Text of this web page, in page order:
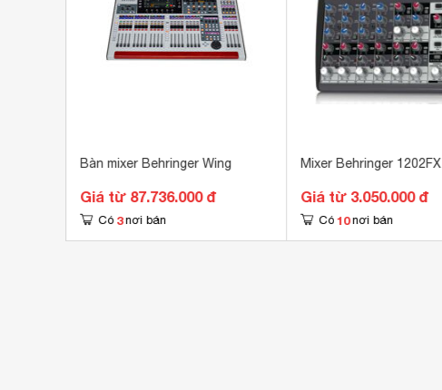
Bàn mixer Behringer Wing
Giá từ 87.736.000 đ
Có 3 nơi bán
Mixer Behringer 1202FX
Giá từ 3.050.000 đ
Có 10 nơi bán